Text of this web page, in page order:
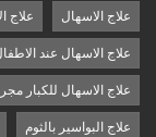
علاج الاسهال علاج
علاج الاسهال عند
علاج الاسهال للكبار
علاج البواسير بالثوم